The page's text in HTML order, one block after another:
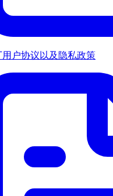
用户协议以及隐私政策